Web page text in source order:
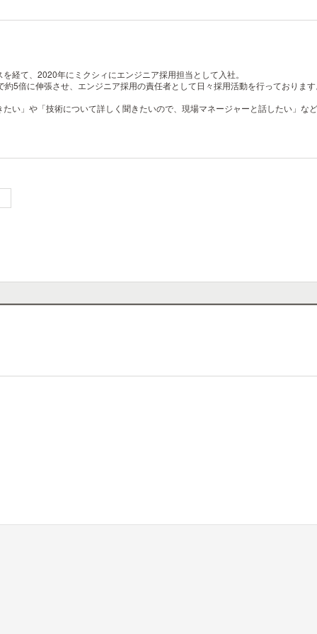
経て、2020年にミクシィにエンジニア採用担当として入社。
5倍に伸張させ、エンジニア採用の責任者として日々採用活動を行っております
い」や「技術について詳しく聞きたいので、現場マネージャーと話したい」な